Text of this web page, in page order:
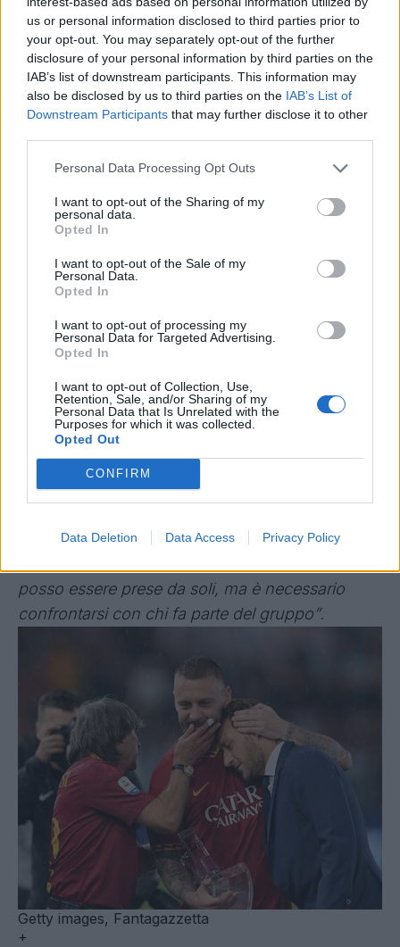
us or personal information disclosed to third parties prior to
your opt-out. You may separately opt-out of the further
disclosure of your personal information by third parties on the
IAB’s list of downstream participants. This information may
also be disclosed by us to third parties on the IAB’s List of
Downstream Participants that may further disclose it to other
Personal Data Processing Opt Outs
I want to opt-out of the Sharing of my
personal data.
Opted In
I want to opt-out of the Sale of my
Personal Data.
Opted In
I want to opt-out of processing my
Personal Data for Targeted Advertising.
Opted In
I want to opt-out of Collection, Use,
Retention, Sale, and/or Sharing of my
Personal Data that Is Unrelated with the
Purposes for which it was collected.
Opted Out
CONFIRM
Data Deletion Data Access Privacy Policy
Mauro Baldissoni nel giorno successivo: “La
competizione con la Juventus resta quasi
impossibile, perché è una società che ha quasi il
doppio del nostro fatturato”
. Sia pur essa
accompagnata dall’ammonimento secondo cui
Pallotta è arrivato a Roma con l’intenzione di
vincere qualcosa di importante. A Totti, forse,
calcio italiano non va giù. L’ossequio arrendevole
e incondizionato a una forza lo infastidisce.
Come infastidirebbe chiunque abituato a darsi
con ardore ai massimi livelli in un calcio che è
aristocrazie, tramutatesi in potenti borghesie con
l’avvento delle televisioni.
La reazione dell’ex numero dieci giallorosso,
evidentemente maturata alla luce (e al buio) di
un lungo periodo, trova sfogo anche nelle parole
del numero due della Roma:“Un conto è essere
una bandiera, un altro è diventare qualcos’altro.
esercitati dall’oggi al domani. In una società di
posso essere prese da soli, ma è necessario
confrontarsi con chi fa parte del gruppo”.
Getty images, Fantagazzetta
+